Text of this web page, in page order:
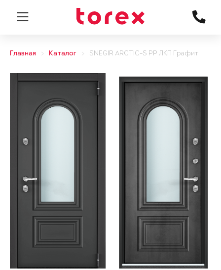
Главная Каталог SNEGIR ARCTIC-S PP ЛКП Графит